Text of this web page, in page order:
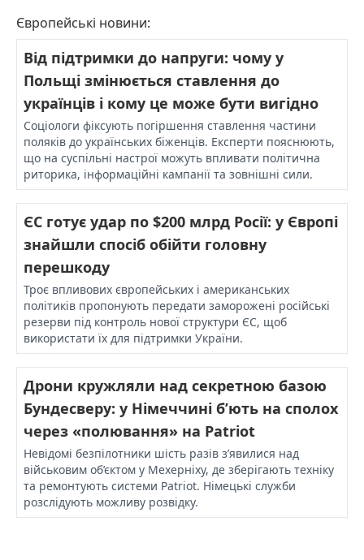
Європейські новини:
Від підтримки до напруги: чому у
Польщі змінюється ставлення до
українців і кому це може бути вигідно
Соціологи фіксують погіршення ставлення частини
поляків до українських біженців. Експерти пояснюють,
що на суспільні настрої можуть впливати політична
риторика, інформаційні кампанії та зовнішні сили.
ЄС готує удар по $200 млрд Росії: у Європі
знайшли спосіб обійти головну
перешкоду
Троє впливових європейських і американських
політиків пропонують передати заморожені російські
резерви під контроль нової структури ЄС, щоб
використати їх для підтримки України.
Дрони кружляли над секретною базою
Бундесверу: у Німеччині б’ють на сполох
через «полювання» на Patriot
Невідомі безпілотники шість разів з’явилися над
військовим об’єктом у Мехерніху, де зберігають техніку
та ремонтують системи Patriot. Німецькі служби
розслідують можливу розвідку.